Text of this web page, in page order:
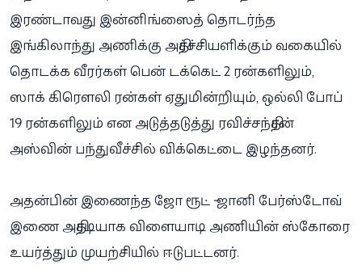
இரண்டாவது இன்னிங்ஸைத் தொடர்ந்த
இங்கிலாந்து அணிக்கு அதிர்ச்சியளிக்கும் வகையில்
தொடக்க வீரர்கள் பென் டக்கெட் 2 ரன்களிலும்,
ஸாக் கிரௌலி ரன்கள் ஏதுமின்றியும், ஒல்லி போப்
19 ரன்களிலும் என அடுத்தடுத்து ரவிச்சந்திரன்
அஸ்வின் பந்துவீச்சில் விக்கெட்டை இழந்தனர்.
அதன்பின் இணைந்த ஜோ ரூட் - ஜானி பேர்ஸ்டோவ்
இணை அதிரடியாக விளையாடி அணியின் ஸ்கோரை
உயர்த்தும் முயற்சியில் ஈடுபட்டனர்.